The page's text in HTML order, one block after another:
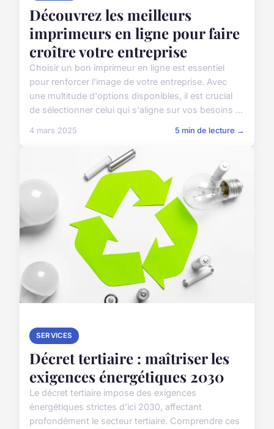
Découvrez les meilleurs
imprimeurs en ligne pour faire
croître votre entreprise
Choisir un bon imprimeur en ligne est essentiel
pour renforcer l'image de votre entreprise. Avec
une multitude d'options disponibles, il est crucial
de sélectionner celui qui s'aligne sur vos besoins ...
4 mars 2025 5 min de lecture →
SERVICES
Décret tertiaire : maîtriser les
exigences énergétiques 2030
Le décret tertiaire impose des exigences
énergétiques strictes d'ici 2030, affectant
profondément le secteur tertiaire. Comprendre ces